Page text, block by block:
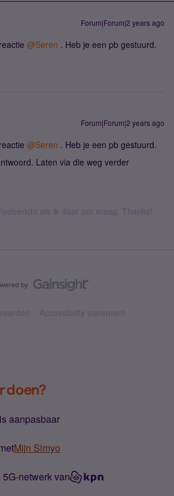
Forum|Forum|2 years ago
@Seren . Heb je een pb gestuurd.
Forum|Forum|2 years ago
@Seren . Heb je een pb gestuurd.
Laten via die weg verder
als ik daar om vraag. Thanks!
Accessibility statement
doen?
aanpasbaar
Mijn Simyo
netwerk van